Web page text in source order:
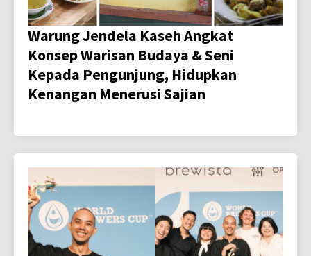
Warung Jendela Kaseh Angkat
Konsep Warisan Budaya & Seni
Kepada Pengunjung, Hidupkan
Kenangan Menerusi Sajian